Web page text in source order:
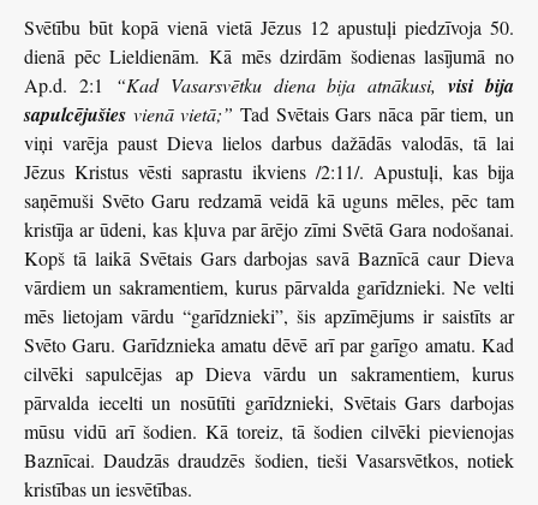
Svētību būt kopā vienā vietā Jēzus 12 apustuļi piedzīvoja 50.
dienā pēc Lieldienām. Kā mēs dzirdām šodienas lasījumā no
Ap.d. 2:1
“Kad Vasarsvētku diena bija atnākusi,visi bija
sapulcējušies vienā vietā;” Tad Svētais Gars nāca pār tiem, un
viņi varēja paust Dieva lielos darbus dažādās valodās, tā lai
Jēzus Kristus vēsti saprastu ikviens /2:11/. Apustuļi, kas bija
saņēmuši Svēto Garu redzamā veidā kā uguns mēles, pēc tam
kristīja ar ūdeni, kas kļuva par ārējo zīmi Svētā Gara nodošanai.
Kopš tā laikā Svētais Gars darbojas savā Baznīcā caur Dieva
vārdiem un sakramentiem, kurus pārvalda garīdznieki. Ne velti
mēs lietojam vārdu “garīdznieki”, šis apzīmējums ir saistīts ar
Svēto Garu. Garīdznieka amatu dēvē arī par garīgo amatu. Kad
cilvēki sapulcējas ap Dieva vārdu un sakramentiem, kurus
pārvalda iecelti un nosūtīti garīdznieki, Svētais Gars darbojas
mūsu vidū arī šodien. Kā toreiz, tā šodien cilvēki pievienojas
Baznīcai. Daudzās draudzēs šodien, tieši Vasarsvētkos, notiek
kristības un iesvētības.